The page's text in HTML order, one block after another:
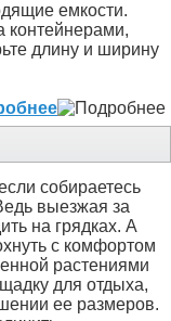
емкости.
контейнерами,
длину и ширину
собираетесь
выезжая за
на грядках. А
с комфортом
растениями
для отдыха,
ее размеров.